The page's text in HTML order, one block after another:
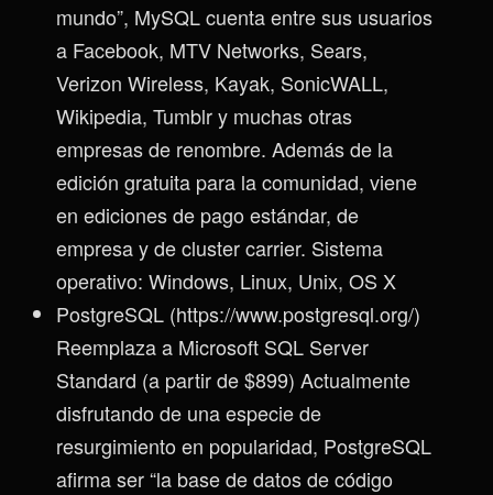
mundo”, MySQL cuenta entre sus usuarios
a Facebook, MTV Networks, Sears,
Verizon Wireless, Kayak, SonicWALL,
Wikipedia, Tumblr y muchas otras
empresas de renombre. Además de la
edición gratuita para la comunidad, viene
en ediciones de pago estándar, de
empresa y de cluster carrier. Sistema
operativo: Windows, Linux, Unix, OS X
PostgreSQL (https://www.postgresql.org/)
Reemplaza a Microsoft SQL Server
Standard (a partir de $899) Actualmente
disfrutando de una especie de
resurgimiento en popularidad, PostgreSQL
afirma ser “la base de datos de código